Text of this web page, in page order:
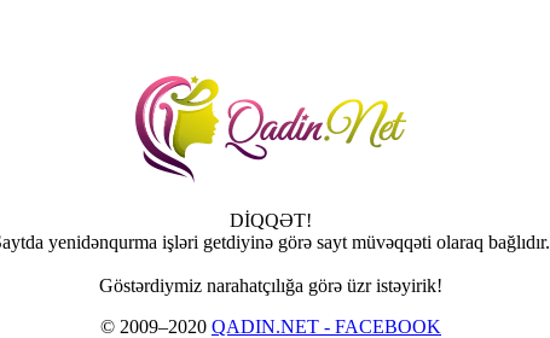
DİQQƏT!
yenidənqurma işləri getdiyinə görə sayt müvəqqəti olaraq bağlıdır.
Göstərdiymiz narahatçılığa görə üzr istəyirik!
© 2009–2020 QADIN.NET - FACEBOOK